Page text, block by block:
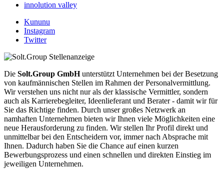
innolution valley
Kununu
Instagram
Twitter
Die Solt.Group GmbHunterstützt Unternehmen bei der Besetzung
von kaufmännischen Stellen im Rahmen der Personalvermittlung.
Wir verstehen uns nicht nur als der klassische Vermittler, sondern
auch als Karrierebegleiter, Ideenlieferant und Berater - damit wir für
Sie das Richtige finden. Durch unser großes Netzwerk an
namhaften Unternehmen bieten wir Ihnen viele Möglichkeiten eine
neue Herausforderung zu finden. Wir stellen Ihr Profil direkt und
unmittelbar bei den Entscheidern vor, immer nach Absprache mit
Ihnen. Dadurch haben Sie die Chance auf einen kurzen
Bewerbungsprozess und einen schnellen und direkten Einstieg im
jeweiligen Unternehmen.